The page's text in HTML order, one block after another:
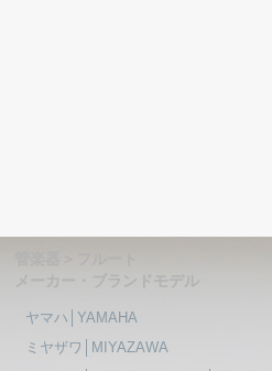
ヤマハ│YAMAHA
ミヤザワ│MIYAZAWA